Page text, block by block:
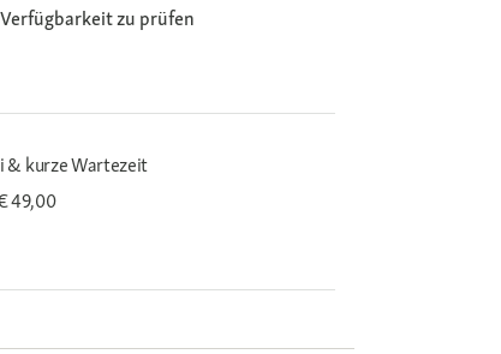
zu prüfen
& kurze Wartezeit
49,00